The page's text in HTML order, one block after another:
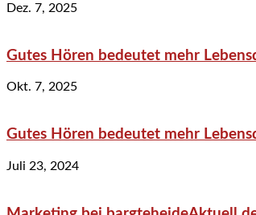
Dez. 7, 2025
Gutes Hören bedeutet mehr
Okt. 7, 2025
Gutes Hören bedeutet mehr
Juli 23, 2024